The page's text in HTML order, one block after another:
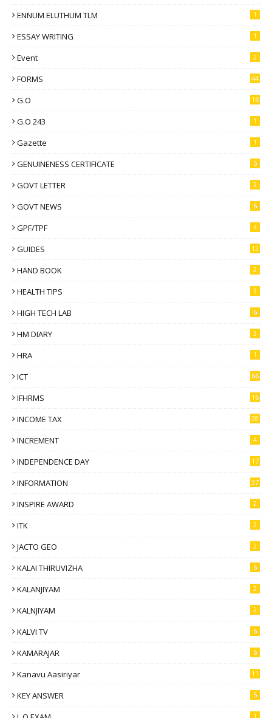
ENNUM ELUTHUM TLM 1
ESSAY WRITING 1
Event 2
FORMS 44
G.O 16
G.O 243 1
Gazette 1
GENUINENESS CERTIFICATE 5
GOVT LETTER 2
GOVT NEWS 6
GPF/TPF 4
GUIDES 13
HAND BOOK 2
HEALTH TIPS 3
HIGH TECH LAB 6
HM DIARY 3
HRA 1
ICT 66
IFHRMS 16
INCOME TAX 38
INCREMENT 4
INDEPENDENCE DAY 17
INFORMATION 37
INSPIRE AWARD 2
ITK 2
JACTO GEO 2
KALAI THIRUVIZHA 6
KALANJIYAM 2
KALNJIYAM 2
KALVI TV 6
KAMARAJAR 6
Kanavu Aasiriyar 11
KEY ANSWER 5
1